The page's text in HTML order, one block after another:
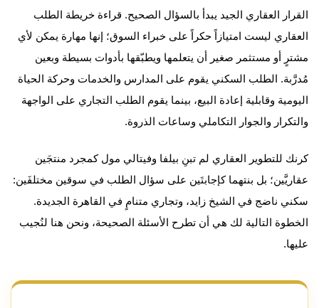
القرار العقاري الجيد يبدأ بالسؤال الصحيح. قراءة خريطة الطلب
العقاري ليست امتيازاً حكراً على خبراء السوق؛ إنها مهارة يمكن لأي
مشترٍ أو مستثمر صغير أن يتعلمها ويطبّقها بأدوات بسيطة وبعين
مُدرَّبة. الطلب السكني يقوم على المدارس والخدمات وحركة الحياة
اليومية وقابلية إعادة البيع، بينما يقوم الطلب التجاري على الواجهة
والتكرار والجوار التكاملي وساعات الذروة.
كرنك للتطوير العقاري لم تبنِ بيلفا وفيتالي مول كمجرد منتجَين
عقاريَّين؛ بل بنتهما كإجابتَين على سؤال الطلب في سوقين مختلفَين:
سكني ناضج في الشيخ زايد، وتجاري متنامٍ في القاهرة الجديدة.
الخطوة التالية لك هي أن تطرح الأسئلة الصحيحة، ونحن هنا لنُجيب
عليها.